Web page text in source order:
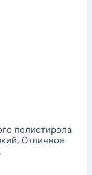
полистирола
Отличное